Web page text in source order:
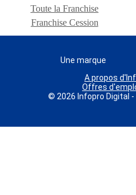
Toute la Franchise
Franchise Cession
Une marque
A propos
Offres
© 2026 Infopro Digital